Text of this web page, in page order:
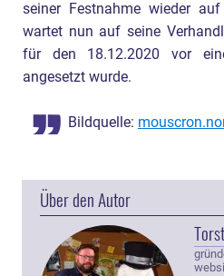
seiner Festnahme wieder
wartet nun auf seine
für den 18.12.2020 vor
angesetzt wurde.
Bildquelle:
Über den Autor